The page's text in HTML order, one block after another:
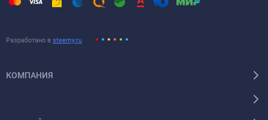
Разработано в steemy.ru
КОМПАНИЯ